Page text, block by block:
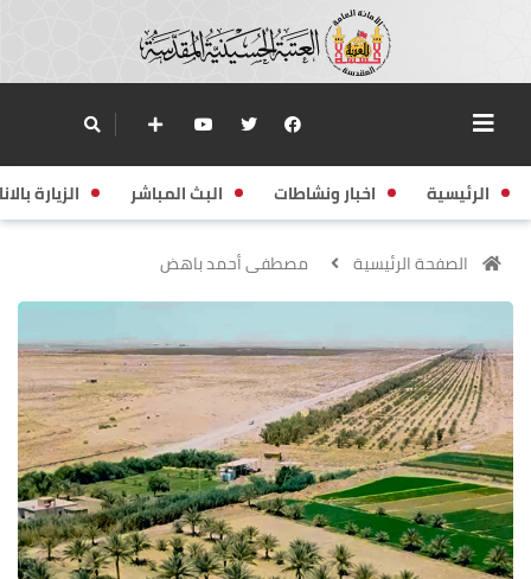
الرئيسية اخبار ونشاطات البث المباشر الزيارة
الصفحة الرئيسية مصطفى أحمد باهض